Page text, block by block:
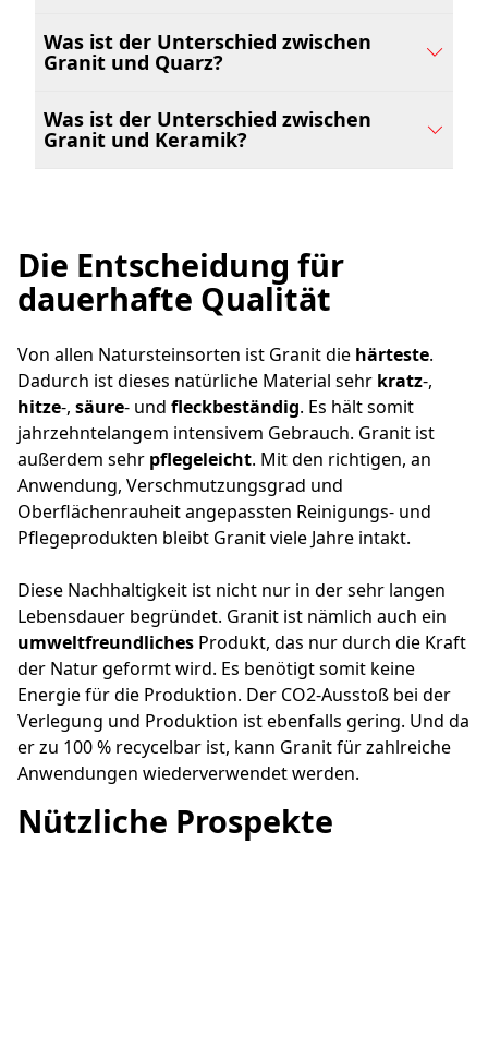
Was ist der Unterschied zwischen
Granit und Quarz?
Was ist der Unterschied zwischen
Granit und Keramik?
Die Entscheidung für
dauerhafte Qualität
Von allen Natursteinsorten ist Granit die härteste.
Dadurch ist dieses natürliche Material sehr kratz-,
hitze-, säure- und fleckbeständig. Es hält somit
jahrzehntelangem intensivem Gebrauch. Granit ist
außerdem sehr pflegeleicht. Mit den richtigen, an
Anwendung, Verschmutzungsgrad und
Oberflächenrauheit angepassten Reinigungs- und
Pflegeprodukten bleibt Granit viele Jahre intakt.
Diese Nachhaltigkeit ist nicht nur in der sehr langen
Lebensdauer begründet. Granit ist nämlich auch ein
umweltfreundliches Produkt, das nur durch die Kraft
der Natur geformt wird. Es benötigt somit keine
Energie für die Produktion. Der CO2-Ausstoß bei der
Verlegung und Produktion ist ebenfalls gering. Und da
er zu 100 % recycelbar ist, kann Granit für zahlreiche
Anwendungen wiederverwendet werden.
Nützliche Prospekte